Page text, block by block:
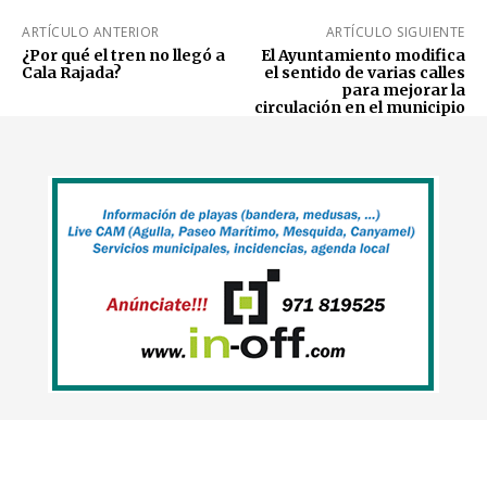
ARTÍCULO ANTERIOR
¿Por qué el tren no llegó a
Cala Rajada?
ARTÍCULO SIGUIENTE
El Ayuntamiento modifica
el sentido de varias calles
para mejorar la
circulación en el municipio